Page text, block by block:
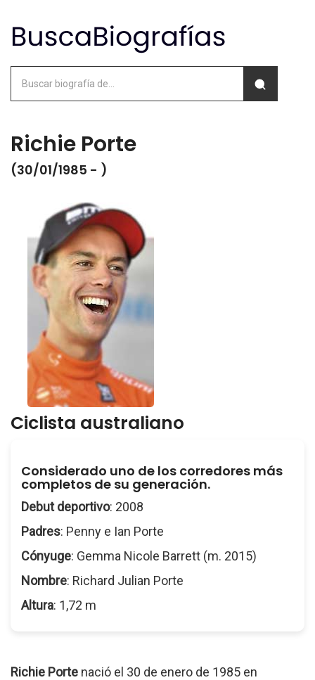
Richie Porte
(30/01/1985 - )
Ciclista australiano
Considerado uno de los corredores más
completos de su generación.
Debut deportivo: 2008
Padres: Penny e Ian Porte
Cónyuge: Gemma Nicole Barrett (m. 2015)
Nombre: Richard Julian Porte
Altura: 1,72 m
Richie Porte nació el 30 de enero de 1985 en